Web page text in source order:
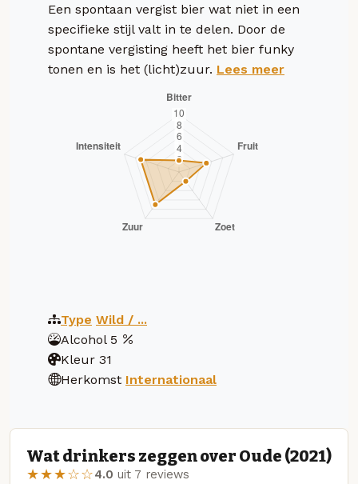
Een spontaan vergist bier wat niet in een
specifieke stijl valt in te delen. Door de
spontane vergisting heeft het bier funky
tonen en is het (licht)zuur. Lees meer
Type Wild / ...
Alcohol 5
Kleur 31
Herkomst Internationaal
Wat drinkers zeggen over Oude (2021)
★★★☆☆4.0 uit 7 reviews